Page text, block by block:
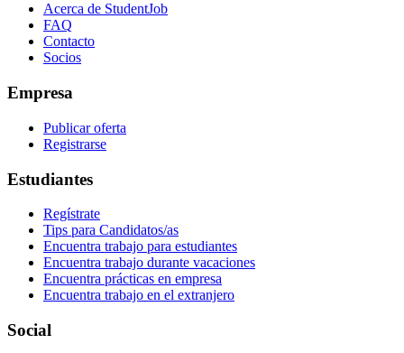
Acerca de StudentJob
FAQ
Contacto
Socios
Empresa
Publicar oferta
Registrarse
Estudiantes
Regístrate
Tips para Candidatos/as
Encuentra trabajo para estudiantes
Encuentra trabajo durante vacaciones
Encuentra prácticas en empresa
Encuentra trabajo en el extranjero
Social